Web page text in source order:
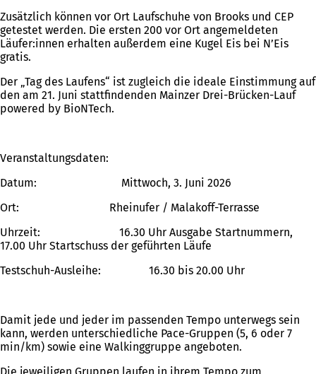
Zusätzlich können vor Ort Laufschuhe von Brooks und CEP
getestet werden. Die ersten 200 vor Ort angemeldeten
Läufer:innen erhalten außerdem eine Kugel Eis bei N’Eis
gratis.
Der „Tag des Laufens“ ist zugleich die ideale Einstimmung auf
den am 21. Juni stattfindenden Mainzer Drei-Brücken-Lauf
powered by BioNTech.
Veranstaltungsdaten:
Datum: Mittwoch, 3. Juni 2026
Ort: Rheinufer / Malakoff-Terrasse
Uhrzeit: 16.30 Uhr Ausgabe Startnummern,
17.00 Uhr Startschuss der geführten Läufe
Testschuh-Ausleihe: 16.30 bis 20.00 Uhr
Damit jede und jeder im passenden Tempo unterwegs sein
kann, werden unterschiedliche Pace-Gruppen (5, 6 oder 7
min/km) sowie eine Walkinggruppe angeboten.